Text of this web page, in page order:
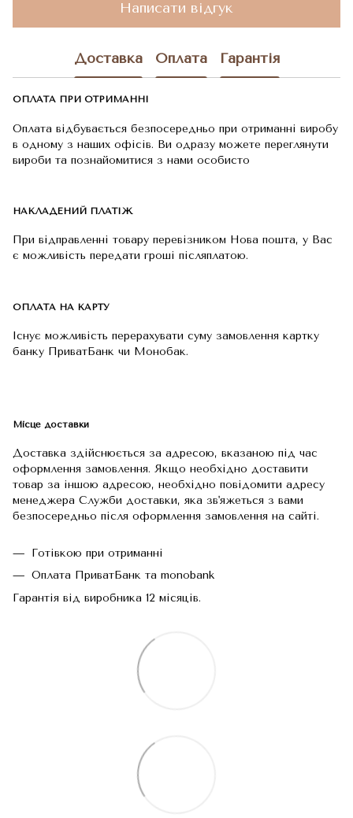
Написати відгук
Доставка Оплата Гарантія
ОПЛАТА ПРИ ОТРИМАННІ
Оплата відбувається безпосередньо при отриманні виробу
в одному з наших офісів. Ви одразу можете переглянути
вироби та познайомитися з нами особисто
НАКЛАДЕНИЙ ПЛАТІЖ
При відправленні товару перевізником Нова пошта, у Вас
є можливість передати гроші післяплатою.
ОПЛАТА НА КАРТУ
Існує можливість перерахувати суму замовлення картку
банку ПриватБанк чи Монобак.
Місце доставки
Доставка здійснюється за адресою, вказаною під час
оформлення замовлення. Якщо необхідно доставити
товар за іншою адресою, необхідно повідомити адресу
менеджера Служби доставки, яка зв'яжеться з вами
безпосередньо після оформлення замовлення на сайті.
Готівкою при отриманні
Оплата ПриватБанк та monobank
Гарантія від виробника 12 місяців.